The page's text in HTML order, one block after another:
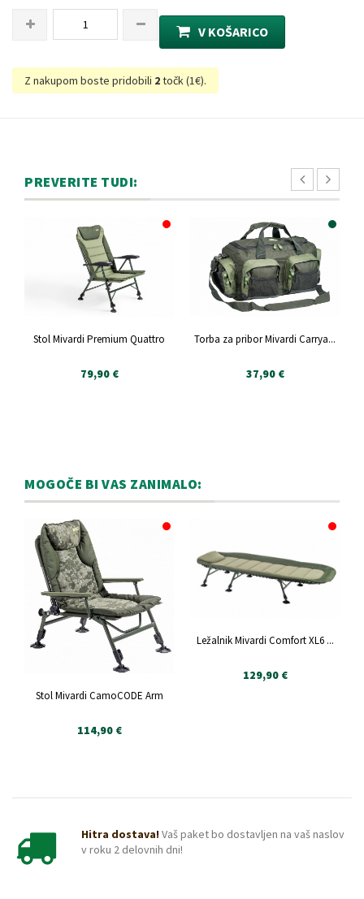
V KOŠARICO
Z nakupom boste pridobili 2točk (1€).
PREVERITE TUDI:
Stol Mivardi Premium Quattro
79,90 €
Torba za pribor Mivardi Carrya...
37,90 €
MOGOČE BI VAS ZANIMALO:
Stol Mivardi CamoCODE Arm
114,90 €
Ležalnik Mivardi Comfort XL6 ...
129,90 €
Hitra dostava!Vaš paket bo dostavljen na vaš naslov
v roku 2 delovnih dni!